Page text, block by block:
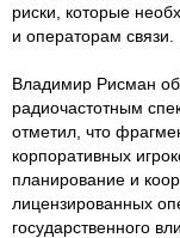
риски, которые
и операторам связи.
Владимир Рисман
радиочастотным
отметил, что
корпоративных
планирование и
лицензированных
государственного